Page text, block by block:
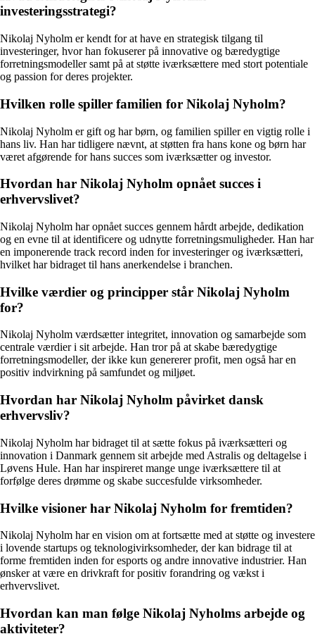
investeringsstrategi?
Nikolaj Nyholm er kendt for at have en strategisk tilgang til
investeringer, hvor han fokuserer på innovative og bæredygtige
forretningsmodeller samt på at støtte iværksættere med stort potentiale
og passion for deres projekter.
Hvilken rolle spiller familien for Nikolaj Nyholm?
Nikolaj Nyholm er gift og har børn, og familien spiller en vigtig rolle i
hans liv. Han har tidligere nævnt, at støtten fra hans kone og børn har
været afgørende for hans succes som iværksætter og investor.
Hvordan har Nikolaj Nyholm opnået succes i
erhvervslivet?
Nikolaj Nyholm har opnået succes gennem hårdt arbejde, dedikation
og en evne til at identificere og udnytte forretningsmuligheder. Han har
en imponerende track record inden for investeringer og iværksætteri,
hvilket har bidraget til hans anerkendelse i branchen.
Hvilke værdier og principper står Nikolaj Nyholm
for?
Nikolaj Nyholm værdsætter integritet, innovation og samarbejde som
centrale værdier i sit arbejde. Han tror på at skabe bæredygtige
forretningsmodeller, der ikke kun genererer profit, men også har en
positiv indvirkning på samfundet og miljøet.
Hvordan har Nikolaj Nyholm påvirket dansk
erhvervsliv?
Nikolaj Nyholm har bidraget til at sætte fokus på iværksætteri og
innovation i Danmark gennem sit arbejde med Astralis og deltagelse i
Løvens Hule. Han har inspireret mange unge iværksættere til at
forfølge deres drømme og skabe succesfulde virksomheder.
Hvilke visioner har Nikolaj Nyholm for fremtiden?
Nikolaj Nyholm har en vision om at fortsætte med at støtte og investere
i lovende startups og teknologivirksomheder, der kan bidrage til at
forme fremtiden inden for esports og andre innovative industrier. Han
ønsker at være en drivkraft for positiv forandring og vækst i
erhvervslivet.
Hvordan kan man følge Nikolaj Nyholms arbejde og
aktiviteter?